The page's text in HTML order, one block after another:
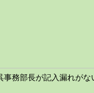
事務部長が記入漏れがな